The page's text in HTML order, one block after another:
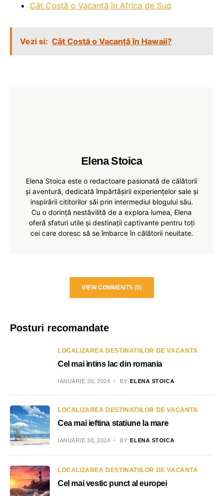
Cât Costă o Vacanță în Africa de Sud
Vezi si: Cât Costă o Vacanță în Hawaii?
Elena Stoica
Elena Stoica este o redactoare pasionată de călătorii
și aventură, dedicată împărtășirii experiențelor sale și
inspirării cititorilor săi prin intermediul blogului său.
Cu o dorință nestăvilită de a explora lumea, Elena
oferă sfaturi utile și destinații captivante pentru toți
cei care doresc să se îmbarce în călătorii neuitate.
VIEW COMMENTS (0)
Posturi recomandate
LOCALIZAREA DESTINATIILOR DE VACANTA
Cel mai intins lac din romania
IANUARIE 30, 2024 BY ELENA STOICA
LOCALIZAREA DESTINATIILOR DE VACANTA
Cea mai ieftina statiune la mare
IANUARIE 30, 2024 BY ELENA STOICA
LOCALIZAREA DESTINATIILOR DE VACANTA
Cel mai vestic punct al europei